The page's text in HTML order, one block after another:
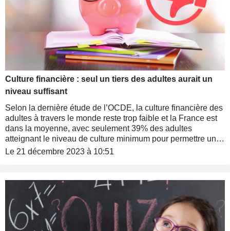
Culture financière : seul un tiers des adultes aurait un
niveau suffisant
Selon la dernière étude de l’OCDE, la culture financière des
adultes à travers le monde reste trop faible et la France est
dans la moyenne, avec seulement 39% des adultes
atteignant le niveau de culture minimum pour permettre une
parfaite autonomie et un bien-être financier.
Le 21 décembre 2023 à 10:51